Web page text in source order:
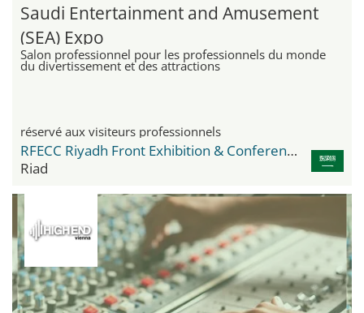
Saudi Entertainment and Amusement
(SEA) Expo
Salon professionnel pour les professionnels du monde
du divertissement et des attractions
réservé aux visiteurs professionnels
RFECC Riyadh Front Exhibition & Conference Center
Riad